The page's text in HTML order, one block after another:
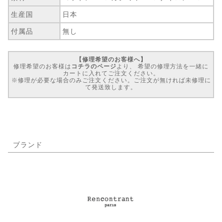
生産国 日本
付属品 無し
【修理希望のお客様へ】
修理希望のお客様は コチラのページ より、 希望の修理方法を一緒に
カートに入れてご注文ください。
※修理が必要な場合のみご注文ください。ご注文が無ければ未修理に
て発送致します。
ブランド